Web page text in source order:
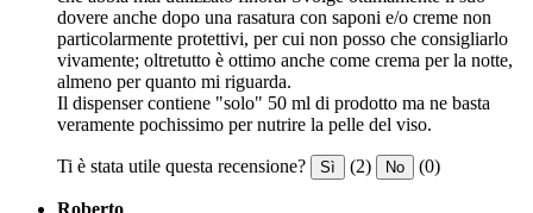
dovere anche dopo una rasatura con saponi e/o creme non
particolarmente protettivi, per cui non posso che consigliarlo
vivamente; oltretutto è ottimo anche come crema per la notte,
almeno per quanto mi riguarda.
Il dispenser contiene "solo" 50 ml di prodotto ma ne basta
veramente pochissimo per nutrire la pelle del viso.
Ti è stata utile questa recensione? Sì (2) No (0)